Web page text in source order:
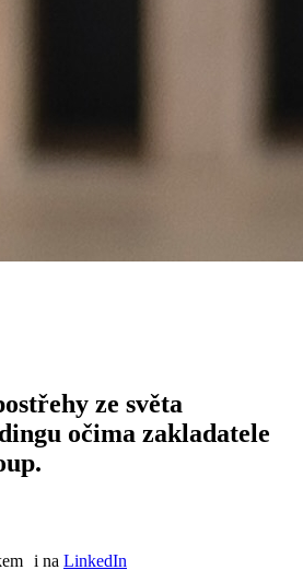
ze světa
očima zakladatele
i na LinkedIn